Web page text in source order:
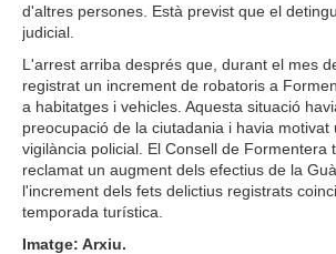
d'altres persones. Està previst que el
judicial.
L'arrest arriba després que, durant el mes
registrat un increment de robatoris a
a habitatges i vehicles. Aquesta situació
preocupació de la ciutadania i havia motivat
vigilància policial. El Consell de Formentera
reclamat un augment dels efectius de la
l'increment dels fets delictius registrats
temporada turística.
Imatge: Arxiu.